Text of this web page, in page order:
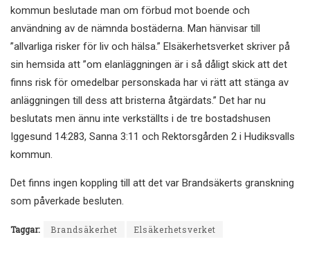
kommun beslutade man om förbud mot boende och
användning av de nämnda bostäderna. Man hänvisar till
”allvarliga risker för liv och hälsa.” Elsäkerhetsverket skriver på
sin hemsida att ”om elanläggningen är i så dåligt skick att det
finns risk för omedelbar personskada har vi rätt att stänga av
anläggningen till dess att bristerna åtgärdats.” Det har nu
beslutats men ännu inte verkställts i de tre bostadshusen
Iggesund 14:283, Sanna 3:11 och Rektorsgården 2 i Hudiksvalls
kommun.
Det finns ingen koppling till att det var Brandsäkerts granskning
som påverkade besluten.
Taggar: Brandsäkerhet Elsäkerhetsverket